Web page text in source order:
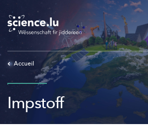
main
content
Accueil
Impstoff